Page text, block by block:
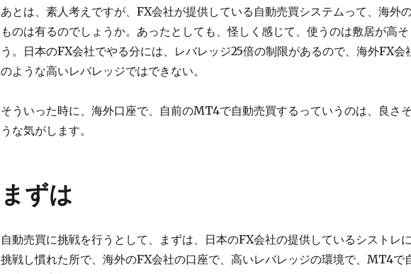
あとは、素人考えですが、FX会社が提供している自動売買システムって、海外
ものは有るのでしょうか。あったとしても、怪しく感じて、使うのは敷居が高そ
う。日本のFX会社でやる分には、レバレッジ25倍の制限があるので、海外FX会
のような高いレバレッジではできない。
そういった時に、海外口座で、自前のMT4で自動売買するっていうのは、良さ
うな気がします。
まずは
自動売買に挑戦を行うとして、まずは、日本のFX会社の提供しているシストレ
挑戦し慣れた所で、海外のFX会社の口座で、高いレバレッジの環境で、MT4で